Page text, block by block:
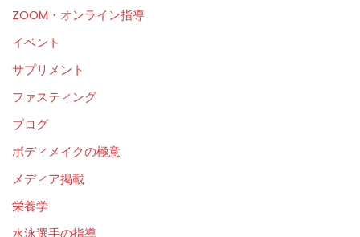
ZOOM・オンライン指導
イベント
サプリメント
ファスティング
ブログ
ボディメイクの極意
メディア掲載
栄養学
水泳選手の指導